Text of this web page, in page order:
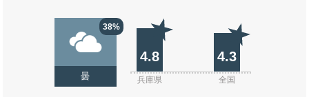
38%
曇
4.8 4.3
兵庫県 全国